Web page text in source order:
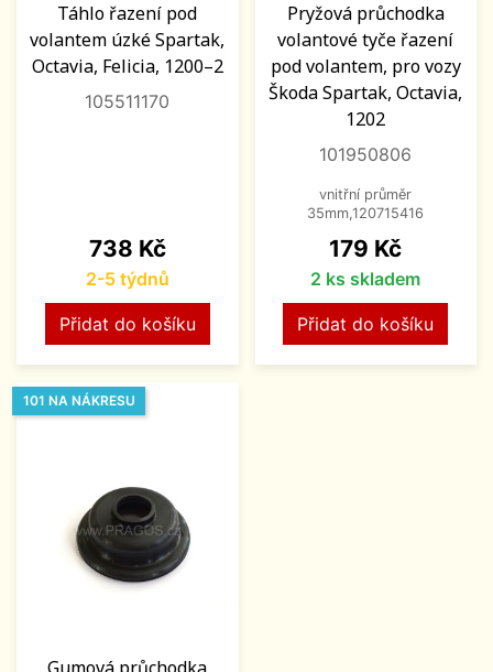
Táhlo řazení pod
volantem úzké Spartak,
Octavia, Felicia, 1200–2
105511170
Cena
738 Kč
2-5 týdnů
Přidat do košíku
Pryžová průchodka
volantové tyče řazení
pod volantem, pro vozy
Škoda Spartak, Octavia,
1202
101950806
vnitřní průměr
35mm,120715416
Cena
179 Kč
2 ks skladem
Přidat do košíku
101 NA NÁKRESU